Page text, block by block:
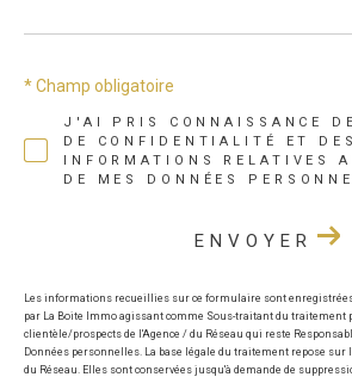
J'AI PRIS CONNAISSANCE
DE CONFIDENTIALITÉ ET DES
INFORMATIONS RELATIVES
DE MES DONNÉES
* Champ obligatoire
ENVOYER
Les informations recueillies sur ce formulaire sont
par La Boite Immo agissant comme Sous-traitant du traitement
clientèle/prospects de l'Agence / du Réseau qui reste
Données personnelles. La base légale du traitement repose
du Réseau. Elles sont conservées jusqu'à demande de